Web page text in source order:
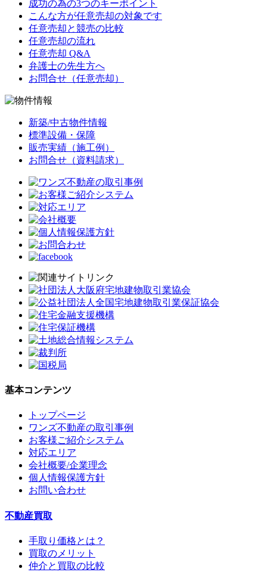
成功の為の3つのキーポイント
こんな方が任意売却の対象です
任意売却と競売の比較
任意売却の流れ
任意売却 Q&A
弁護士の先生方へ
お問合せ（任意売却）
新築/中古物件情報
標準設備・保障
販売実績（施工例）
お問合せ（資料請求）
基本コンテンツ
トップページ
ワンズ不動産の取引事例
お客様ご紹介システム
対応エリア
会社概要/企業理念
個人情報保護方針
お問い合わせ
不動産買取
手取り価格とは？
買取のメリット
仲介と買取の比較